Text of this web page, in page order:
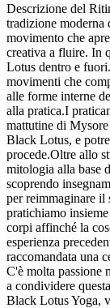
Descrizione del
tradizione moderna
movimento che
creativa a fluire. In
Lotus dentro e
movimenti che
alle forme interne
alla pratica.I
mattutine di
Black Lotus, e
procede.Oltre allo
mitologia alla base
scoprendo
per reimmaginare il
pratichiamo
corpi affinché la
esperienza
raccomandata una
C'è molta passione
a condividere
Black Lotus Yoga,